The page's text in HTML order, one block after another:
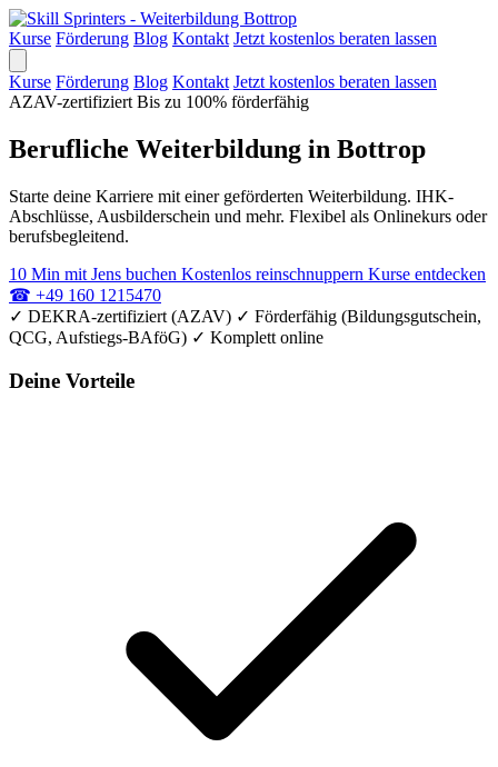
Kurse Förderung Blog Kontakt Jetzt kostenlos beraten lassen
Kurse Förderung Blog Kontakt Jetzt kostenlos beraten lassen
AZAV-zertifiziert Bis zu 100% förderfähig
Berufliche Weiterbildung in Bottrop
Starte deine Karriere mit einer geförderten Weiterbildung. IHK-
Abschlüsse, Ausbilderschein und mehr. Flexibel als Onlinekurs oder
berufsbegleitend.
10 Min mit Jens buchen Kostenlos reinschnuppern Kurse entdecken
☎ +49 160 1215470
✓ DEKRA-zertifiziert (AZAV) ✓ Förderfähig (Bildungsgutschein,
QCG, Aufstiegs-BAföG) ✓ Komplett online
Deine Vorteile